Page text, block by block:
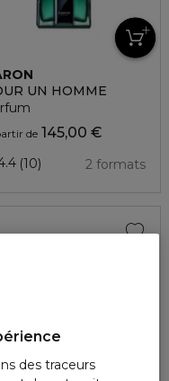
UN HOMME
de145,00 €
2 formats
10
des traceurs